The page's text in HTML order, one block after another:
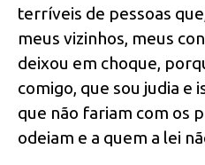
terríveis de pessoas
meus vizinhos, meus
deixou em choque,
comigo, que sou judia e
que não fariam com os
odeiam e a quem a lei